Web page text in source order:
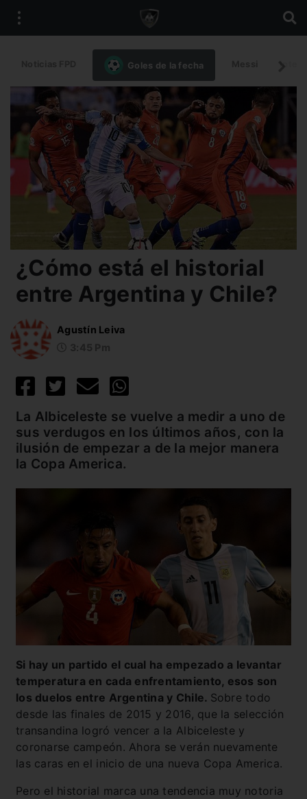
Goles de la fecha
¿Cómo está el historial
entre Argentina y Chile?
Agustín Leiva
La Albiceleste se vuelve a medir a uno de
sus verdugos en los últimos años, con la
ilusión de empezar a de la mejor manera
la Copa America.
Si hay un partido el cual ha empezado a levantar
temperatura en cada enfrentamiento, esos son
los duelos entre Argentina y Chile. Sobre todo
desde las finales de 2015 y 2016, que la selección
transandina logró vencer a la Albiceleste y
coronarse campeón. Ahora se verán nuevamente
las caras en el inicio de una nueva Copa America.
Pero el historial marca una tendencia muy notoria